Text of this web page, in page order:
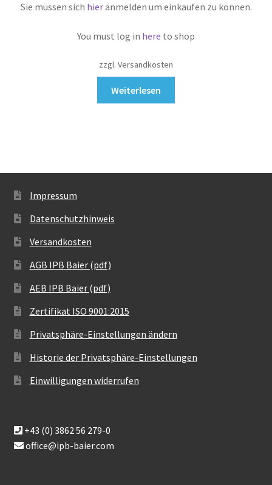
Sie müssen sich hieranmelden um einkaufen zu können.
You must log in here to shop
zzgl. Versandkosten
Weiterlesen
Impressum
Datenschutzhinweis
Versandkosten
AGB IPB Baier (pdf)
AEB IPB Baier (pdf)
Zertifikat ISO 9001:2015
Privatsphäre-Einstellungen ändern
Historie der Privatsphäre-Einstellungen
Einwilligungen widerrufen
+43 (0) 3862 56 279-0
office@ipb-baier.com